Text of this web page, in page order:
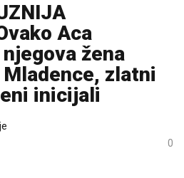
Aca
žena
zlatni
inicijali
0